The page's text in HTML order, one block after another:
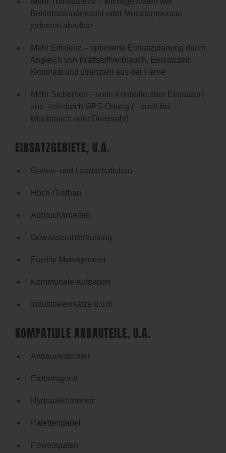
Betriebsstundenzahl oder Motortemperatur
jederzeit abrufbar
Mehr Effizienz – optimierte Einsatzplanung durch
Abgleich von Kraftstoffverbrauch, Einsatzzeit,
Motorlast und Drehzahl aus der Ferne
Mehr Sicherheit – volle Kontrolle über Einsatzort-
und -zeit durch GPS-Ortung (– auch bei
Missbrauch oder Diebstahl)
EINSATZGEBIETE, U.A.
Garten- und Landschaftsbau
Hoch-/Tiefbau
Abbrucharbeiten
Gewässerunterhaltung
Facility Management
Kommunale Aufgaben
Industrieeinsätze u.v.m.
KOMPATIBLE ANBAUTEILE, U.A.
Anbauverdichter
Erdbohrgerät
Hydraulikhammer
Palettengabel
Powerspaten